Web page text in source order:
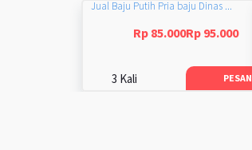
Jual Baju Putih Pria baju Dinas ...
Rp 85.000Rp 95.000
3 Kali PESAN